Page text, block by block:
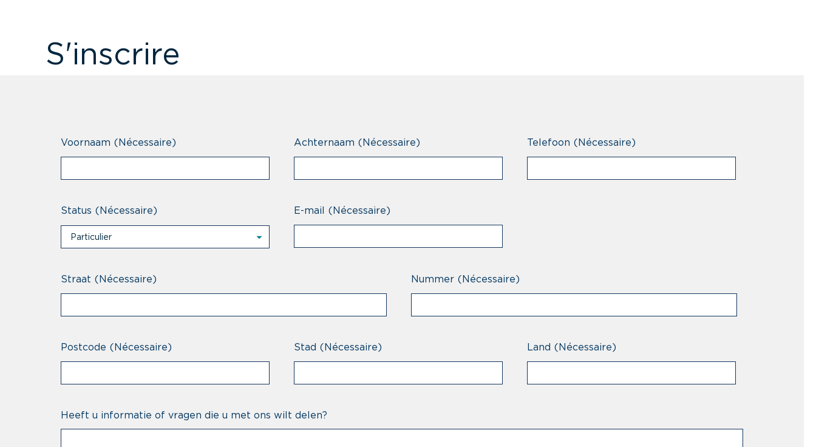
S'inscrire
Voornaam (Nécessaire) Achternaam (Nécessaire) Telefoon (Nécessaire)
Status (Nécessaire)
Particulier
E-mail (Nécessaire)
Straat (Nécessaire) Nummer (Nécessaire)
Postcode (Nécessaire) Stad (Nécessaire) Land (Nécessaire)
Heeft u informatie of vragen die u met ons wilt delen?